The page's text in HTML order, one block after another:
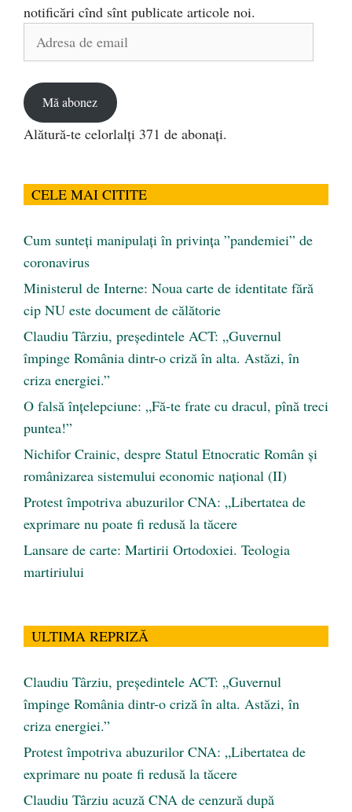
notificări cînd sînt publicate articole noi.
Mă abonez
Alătură-te celorlalți 371 de abonați.
CELE MAI CITITE
Cum sunteți manipulați în privința ”pandemiei” de
coronavirus
Ministerul de Interne: Noua carte de identitate fără
cip NU este document de călătorie
Claudiu Târziu, președintele ACT: „Guvernul
împinge România dintr-o criză în alta. Astăzi, în
criza energiei.”
O falsă înțelepciune: „Fă-te frate cu dracul, pînă treci
puntea!”
Nichifor Crainic, despre Statul Etnocratic Român şi
românizarea sistemului economic naţional (II)
Protest împotriva abuzurilor CNA: „Libertatea de
exprimare nu poate fi redusă la tăcere
Lansare de carte: Martirii Ortodoxiei. Teologia
martiriului
ULTIMA REPRIZĂ
Claudiu Târziu, președintele ACT: „Guvernul
împinge România dintr-o criză în alta. Astăzi, în
criza energiei.”
Protest împotriva abuzurilor CNA: „Libertatea de
exprimare nu poate fi redusă la tăcere
Claudiu Târziu acuză CNA de cenzură după